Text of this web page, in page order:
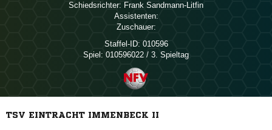
Schiedsrichter:  
Assistenten:
Zuschauer:
Staffel-ID: 010596
Spiel: 010596022 / 3. Spieltag
TSV EINTRACHT IMMENBECK II